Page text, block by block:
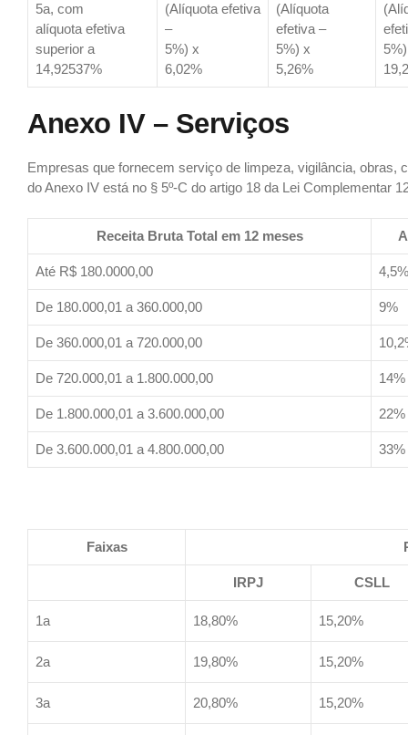
5a, com
alíquota efetiva
superior a
14,92537%
(Alíquota efetiva
–
5%) x
6,02%
(Alíquota
efetiva –
5%) x
5,26%
Anexo IV – Serviços
Empresas que fornecem serviço de limpeza, vigilância,
do Anexo IV está no § 5º-C do artigo 18 da Lei Complementar
Receita Bruta Total em 12 meses
Até R$ 180.0000,00 4,5%
De 180.000,01 a 360.000,00 9%
De 360.000,01 a 720.000,00
De 720.000,01 a 1.800.000,00 14%
De 1.800.000,01 a 3.600.000,00 22%
De 3.600.000,01 a 4.800.000,00 33%
Faixas
IRPJ CSLL
1a 18,80% 15,20%
2a 19,80% 15,20%
3a 20,80% 15,20%